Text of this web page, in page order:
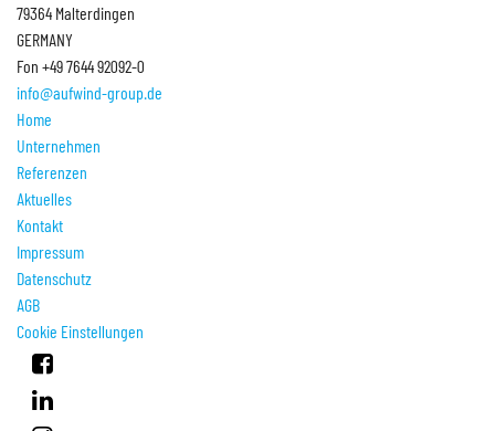
79364 Malterdingen
GERMANY
Fon +49 7644 92092-0
info@aufwind-group.de
Home
Unternehmen
Referenzen
Aktuelles
Kontakt
Impressum
Datenschutz
AGB
Cookie Einstellungen